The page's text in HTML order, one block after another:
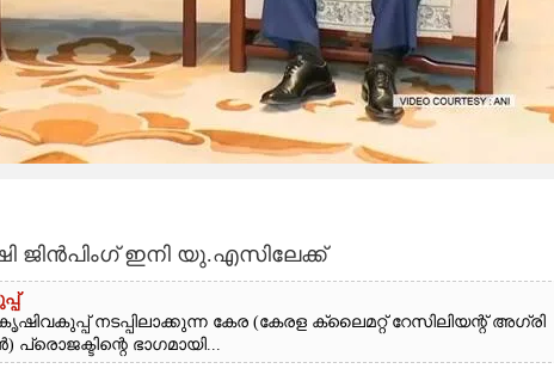
ജിൻപിംഗ് ഇനി യു.എസിലേക്ക്
​ന​ട​പ്പി​ലാ​ക്കു​ന്ന​ ​കേ​ര​ ​(​കേ​ര​ള​ ​ക്ലൈ​മ​റ്റ് ​റേ​സി​ലി​യ​ന്റ് ​അ​ഗ്രി​
​ഭാ​ഗ​മാ​യി...